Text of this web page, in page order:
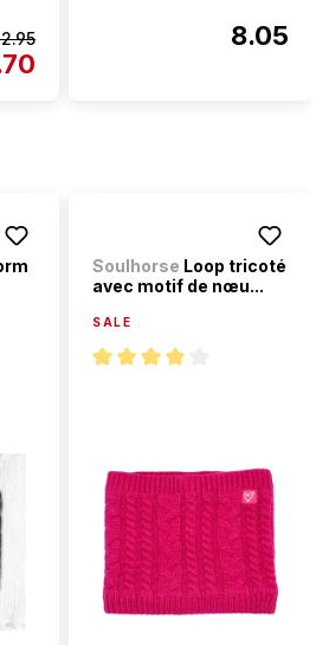
8.05
Soulhorse Loop tricoté
avec motif de nœu...
SALE